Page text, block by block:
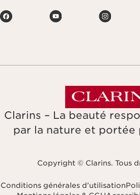
Clarins – La beauté
par la nature et portée
Copyright © Clarins. Tous
Conditions générales d’utilisation